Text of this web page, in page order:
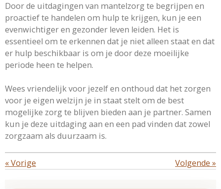
Door de uitdagingen van mantelzorg te begrijpen en
proactief te handelen om hulp te krijgen, kun je een
evenwichtiger en gezonder leven leiden. Het is
essentieel om te erkennen dat je niet alleen staat en dat
er hulp beschikbaar is om je door deze moeilijke
periode heen te helpen.
Wees vriendelijk voor jezelf en onthoud dat het zorgen
voor je eigen welzijn je in staat stelt om de best
mogelijke zorg te blijven bieden aan je partner. Samen
kun je deze uitdaging aan en een pad vinden dat zowel
zorgzaam als duurzaam is.
«Vorige Volgende »